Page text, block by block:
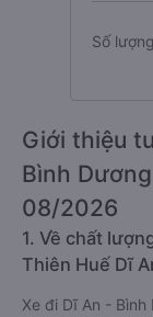
Số
Giới thiệu
Bình
08/2026
1. Về chất
Thiên Huế Dĩ
Xe đi Dĩ An -